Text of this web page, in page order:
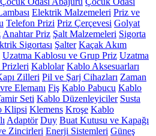
Elektrik Malzemeleri Priz ve
Telefon Prizi Priz Çerçevesi Golyat
Anahtar Priz Şalt Malzemeleri Sigorta
Sigortası Şalter Kaçak Akım
Uzatma Kablosu ve Grup Priz Uzatma
Kablolar Kablo Aksesuarları
Zilleri Pil ve Şarj Cihazları Zaman
Elemanı Fiş Kablo Pabucu Kablo
Seti Kablo Düzenleyiciler Susta
Klipsi Klemens Kroşe Kablo
Adaptör Duy Buat Kutusu ve Kapağı
Zincirleri Enerji Sistemleri Güneş